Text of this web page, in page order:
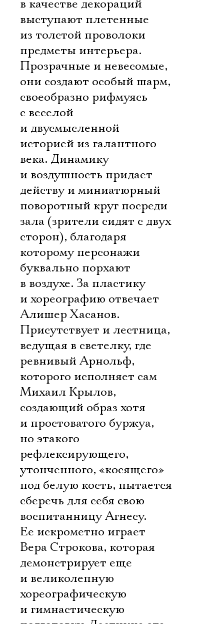
в качестве декораций
выступают плетенные
из толстой проволоки
предметы интерьера.
Прозрачные и невесомые,
они создают особый шарм,
своеобразно рифмуясь
с веселой
и двусмысленной
историей из галантного
века. Динамику
и воздушность придает
действу и миниатюрный
поворотный круг посреди
зала (зрители сидят с двух
сторон), благодаря
которому персонажи
буквально порхают
в воздухе. За пластику
и хореографию отвечает
Алишер Хасанов.
Присутствует и лестница,
ведущая в светелку, где
ревнивый Арнольф,
которого исполняет сам
Михаил Крылов,
создающий образ хотя
и простоватого буржуа,
но этакого
рефлексирующего,
утонченного, «косящего»
под белую кость, пытается
сберечь для себя свою
воспитанницу Агнесу.
Ее искрометно играет
Вера Строкова, которая
демонстрирует еще
и великолепную
хореографическую
и гимнастическую